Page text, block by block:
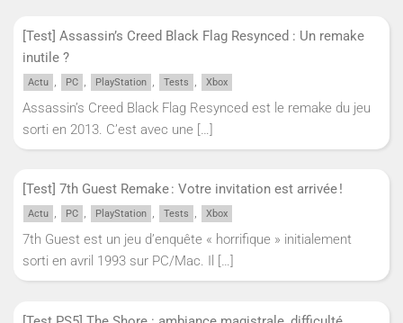
[Test] Assassin’s Creed Black Flag Resynced : Un remake
inutile ?
Actu , PC , PlayStation , Tests , Xbox
Assassin’s Creed Black Flag Resynced est le remake du jeu
sorti en 2013. C’est avec une […]
[Test] 7th Guest Remake : Votre invitation est arrivée !
Actu , PC , PlayStation , Tests , Xbox
7th Guest est un jeu d’enquête « horrifique » initialement
sorti en avril 1993 sur PC/Mac. Il
[…]